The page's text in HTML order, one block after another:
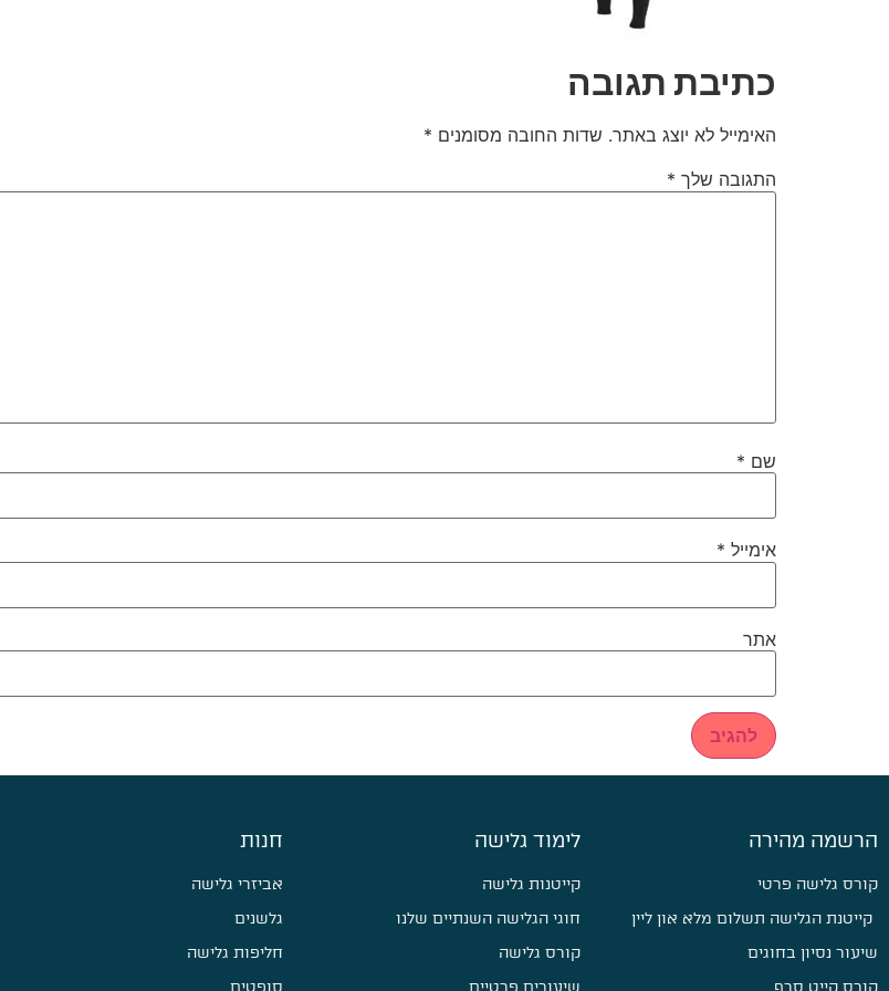
כתיבת תגובה
האימייל לא יוצג באתר. שדות החובה מסומנים *
התגובה שלך *
שם *
אימייל *
אתר
הרשמה מהירה
קורס גלישה פרטי
קייטנת הגלישה תשלום מלא און ליין
שיעור נסיון בחוגים
קורס קייט סרף
לימוד גלישה
קייטנות גלישה
חוגי הגלישה השנתיים שלנו
קורס גלישה
שיעורים פרטיים
חנות
אביזרי גלישה
גלשנים
חליפות גלישה
סופטים